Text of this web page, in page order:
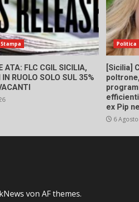
ATA: FLC CGIL SICILIA,
RUOLO SOLO SUL 35%
Politica
[Sicilia]
ex Pip
6
von AF themes.